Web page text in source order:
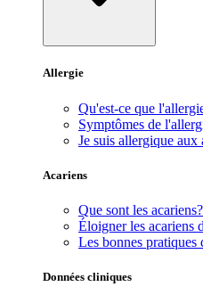
Allergie
Qu'est-ce que
Symptômes de
Je suis allergique aux
Acariens
Que sont les acariens?
Éloigner les acariens
Les bonnes pratiques
Données cliniques